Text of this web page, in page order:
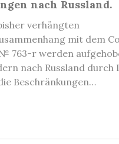
nach Russland.
verhängten
mit dem
763-r werden
nach Russland
Beschränkungen…